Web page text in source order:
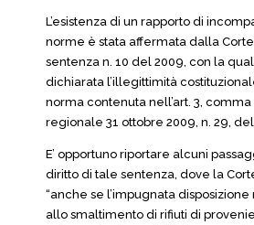
L’esistenza di un rapporto di
norme è stata affermata dalla
sentenza n. 10 del 2009, con la
dichiarata l’illegittimità
norma contenuta nell’art. 3,
regionale 31 ottobre 2009, n. 29,
E’ opportuno riportare alcuni
diritto di tale sentenza, dove la
“anche se l’impugnata
allo smaltimento di rifiuti di